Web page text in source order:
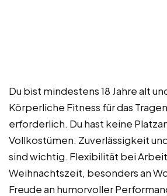
Du bist mindestens 18 Jahre alt
Körperliche Fitness für das
erforderlich. Du hast keine
Vollkostümen. Zuverlässigkeit
sind wichtig. Flexibilität bei
Weihnachtszeit, besonders an
Freude an humorvoller